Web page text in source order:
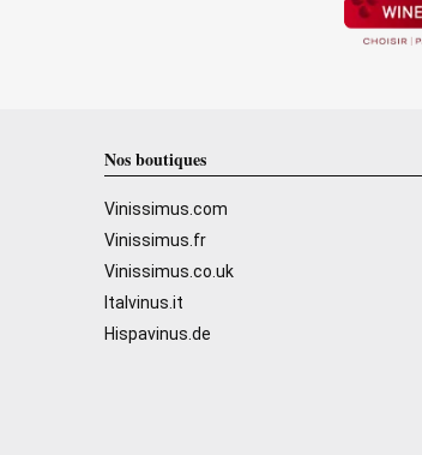
Nos boutiques
Vinissimus.com
Vinissimus.fr
Vinissimus.co.uk
Italvinus.it
Hispavinus.de